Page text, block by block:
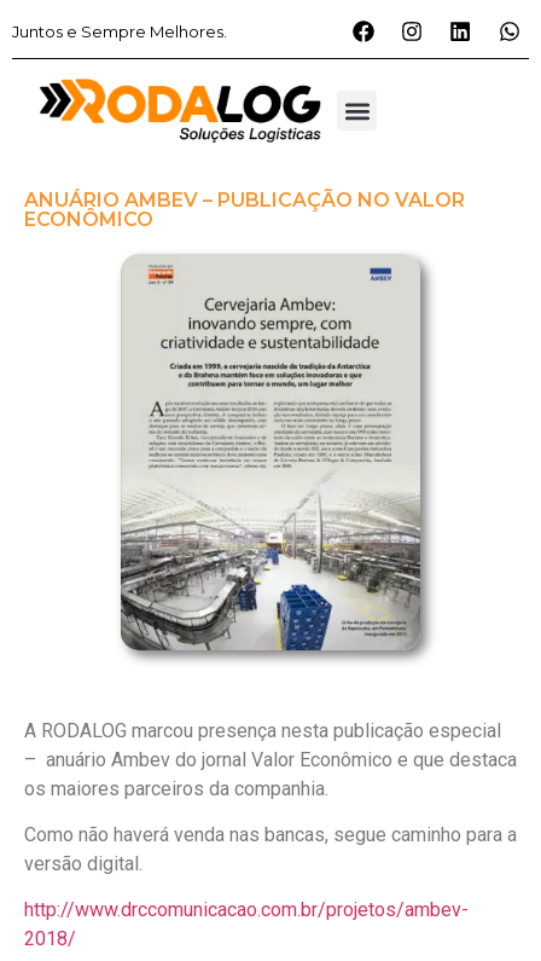
Juntos e Sempre Melhores.
ANUÁRIO AMBEV – PUBLICAÇÃO NO VALOR
ECONÔMICO
A RODALOG marcou presença nesta publicação especial
– anuário Ambev do jornal Valor Econômico e que destaca
os maiores parceiros da companhia.
Como não haverá venda nas bancas, segue caminho para a
versão digital.
http://www.drccomunicacao.com.br/projetos/ambev-
2018/